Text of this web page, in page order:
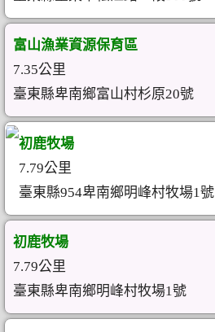
富山漁業資源保育區
7.35公里
臺東縣卑南鄉富山村杉原20號
初鹿牧場
7.79公里
臺東縣954卑南鄉明峰村牧場1號
初鹿牧場
7.79公里
臺東縣卑南鄉明峰村牧場1號